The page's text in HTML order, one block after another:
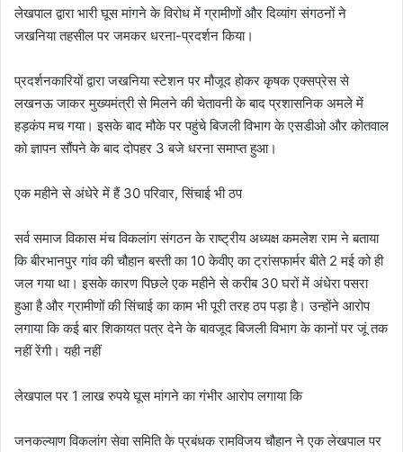
लेखपाल द्वारा भारी घूस मांगने के विरोध में ग्रामीणों और दिव्यांग संगठनों ने
जखनिया तहसील पर जमकर धरना-प्रदर्शन किया।
प्रदर्शनकारियों द्वारा जखनिया स्टेशन पर मौजूद होकर कृषक एक्सप्रेस से
लखनऊ जाकर मुख्यमंत्री से मिलने की चेतावनी के बाद प्रशासनिक अमले में
हड़कंप मच गया। इसके बाद मौके पर पहुंचे बिजली विभाग के एसडीओ और कोतवाल
को ज्ञापन सौंपने के बाद दोपहर 3 बजे धरना समाप्त हुआ।
​एक महीने से अंधेरे में हैं 30 परिवार, सिंचाई भी ठप
​सर्व समाज विकास मंच विकलांग संगठन के राष्ट्रीय अध्यक्ष कमलेश राम ने बताया
कि बीरभानपुर गांव की चौहान बस्ती का 10 केवीए का ट्रांसफार्मर बीते 2 मई को ही
जल गया था। इसके कारण पिछले एक महीने से करीब 30 घरों में अंधेरा पसरा
हुआ है और ग्रामीणों की सिंचाई का काम भी पूरी तरह ठप पड़ा है। उन्होंने आरोप
लगाया कि कई बार शिकायत पत्र देने के बावजूद बिजली विभाग के कानों पर जूं तक
नहीं रेंगी। यही नहीं
लेखपाल पर 1 लाख रुपये घूस मांगने का गंभीर आरोप लगाया कि
जनकल्याण विकलांग सेवा समिति के प्रबंधक रामविजय चौहान ने एक लेखपाल पर